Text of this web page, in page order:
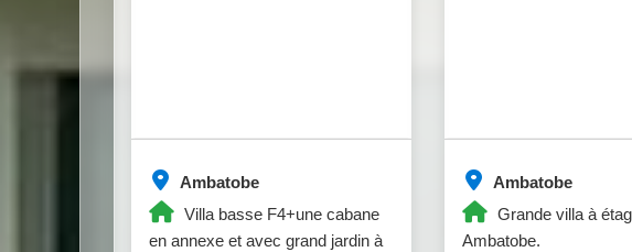
Ambatobe
Villa basse F4+une cabane
en annexe et avec grand jardin à
Ambatobe
Grande villa à
Ambatobe.